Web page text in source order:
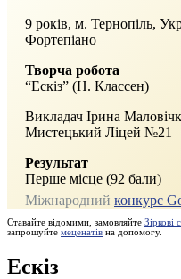
9 років, м. Тернопіль,
Фортепіано
Творча робота
“Ескіз” (Н. Классен)
Викладач Ірина
Мистецький Ліцей №21
Результат
Перше місце (92 бали)
Міжнародний конкурс
Ставайте відомими, замовляйте Зіркові
запрошуйте меценатів на допомогу.
Ескіз